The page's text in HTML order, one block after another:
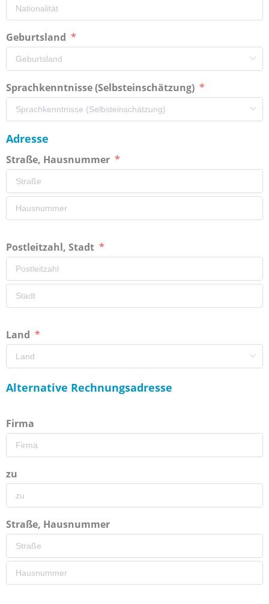
Geburtsland
Sprachkenntnisse (Selbsteinschätzung)
Adresse
Straße, Hausnummer
Postleitzahl, Stadt
Land
Alternative Rechnungsadresse
Firma
zu
Straße, Hausnummer